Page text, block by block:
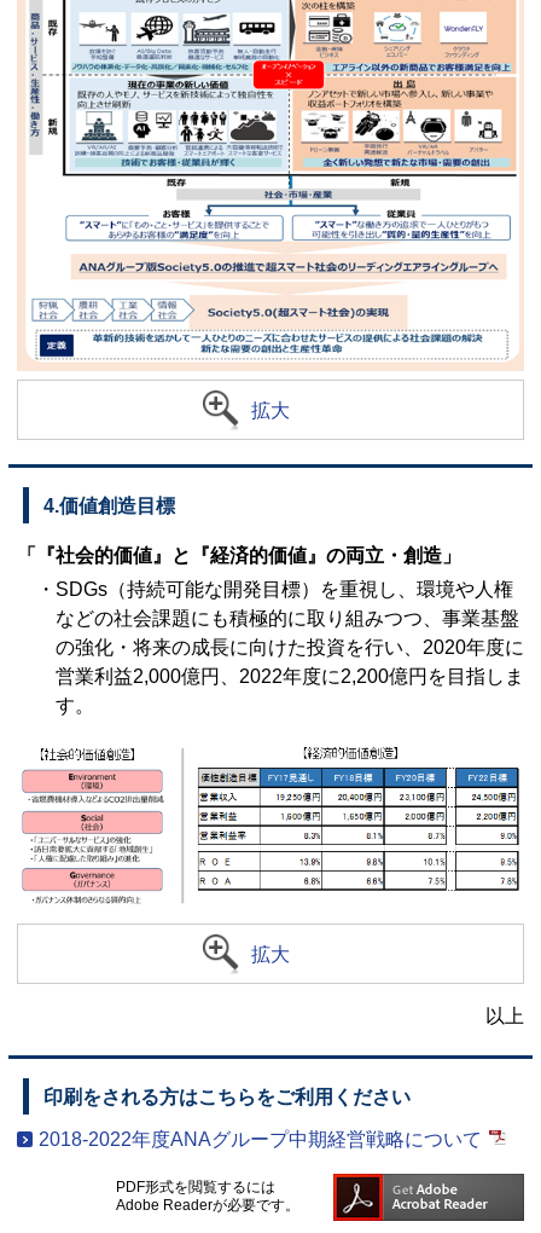
拡大
4.価値創造目標
「『社会的価値』と『経済的価値』の両立・創造」
・SDGs（持続可能な開発目標）を重視し、環境や人権
などの社会課題にも積極的に取り組みつつ、事業基盤
の強化・将来の成長に向けた投資を行い、2020年度に
営業利益2,000億円、2022年度に2,200億円を目指しま
す。
拡大
以上
印刷をされる方はこちらをご利用ください
2018-2022年度ANAグループ中期経営戦略について
PDF形式を閲覧するには
Adobe Readerが必要です。